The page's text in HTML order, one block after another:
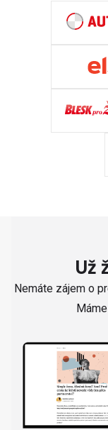
Už
Nemáte zájem o